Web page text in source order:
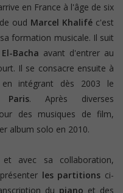
en France à l'âge de six
oud Marcel Khalifé c'est
formation musicale. Il suit
Bacha avant d'entrer au
Il se consacre ensuite à
intégrant dès 2003 le
. Après diverses
des musiques de film,
album solo en 2010.
avec sa collaboration,
les partitions ci-
du piano et des